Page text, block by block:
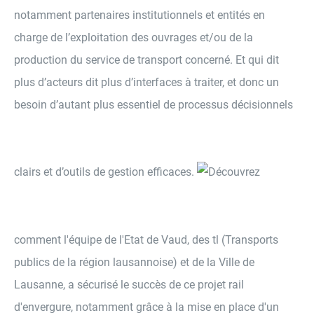
notamment partenaires institutionnels et entités en
charge de l’exploitation des ouvrages et/ou de la
production du service de transport concerné. Et qui dit
plus d’acteurs dit plus d’interfaces à traiter, et donc un
besoin d’autant plus essentiel de processus décisionnels
clairs et d’outils de gestion efficaces. Découvrez
comment l'équipe de l'Etat de Vaud, des tl (Transports
publics de la région lausannoise) et de la Ville de
Lausanne, a sécurisé le succès de ce projet rail
d'envergure, notamment grâce à la mise en place d'un